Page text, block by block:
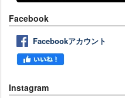
Facebook
Facebookアカウント
Instagram